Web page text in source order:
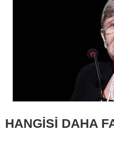
HANGİSİ DAHA